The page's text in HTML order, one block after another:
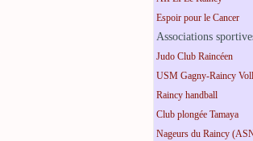
Espoir pour le Cancer
Associations
Judo Club Raincéen
USM Gagny-Raincy
Raincy handball
Club plongée Tamaya
Nageurs du Raincy